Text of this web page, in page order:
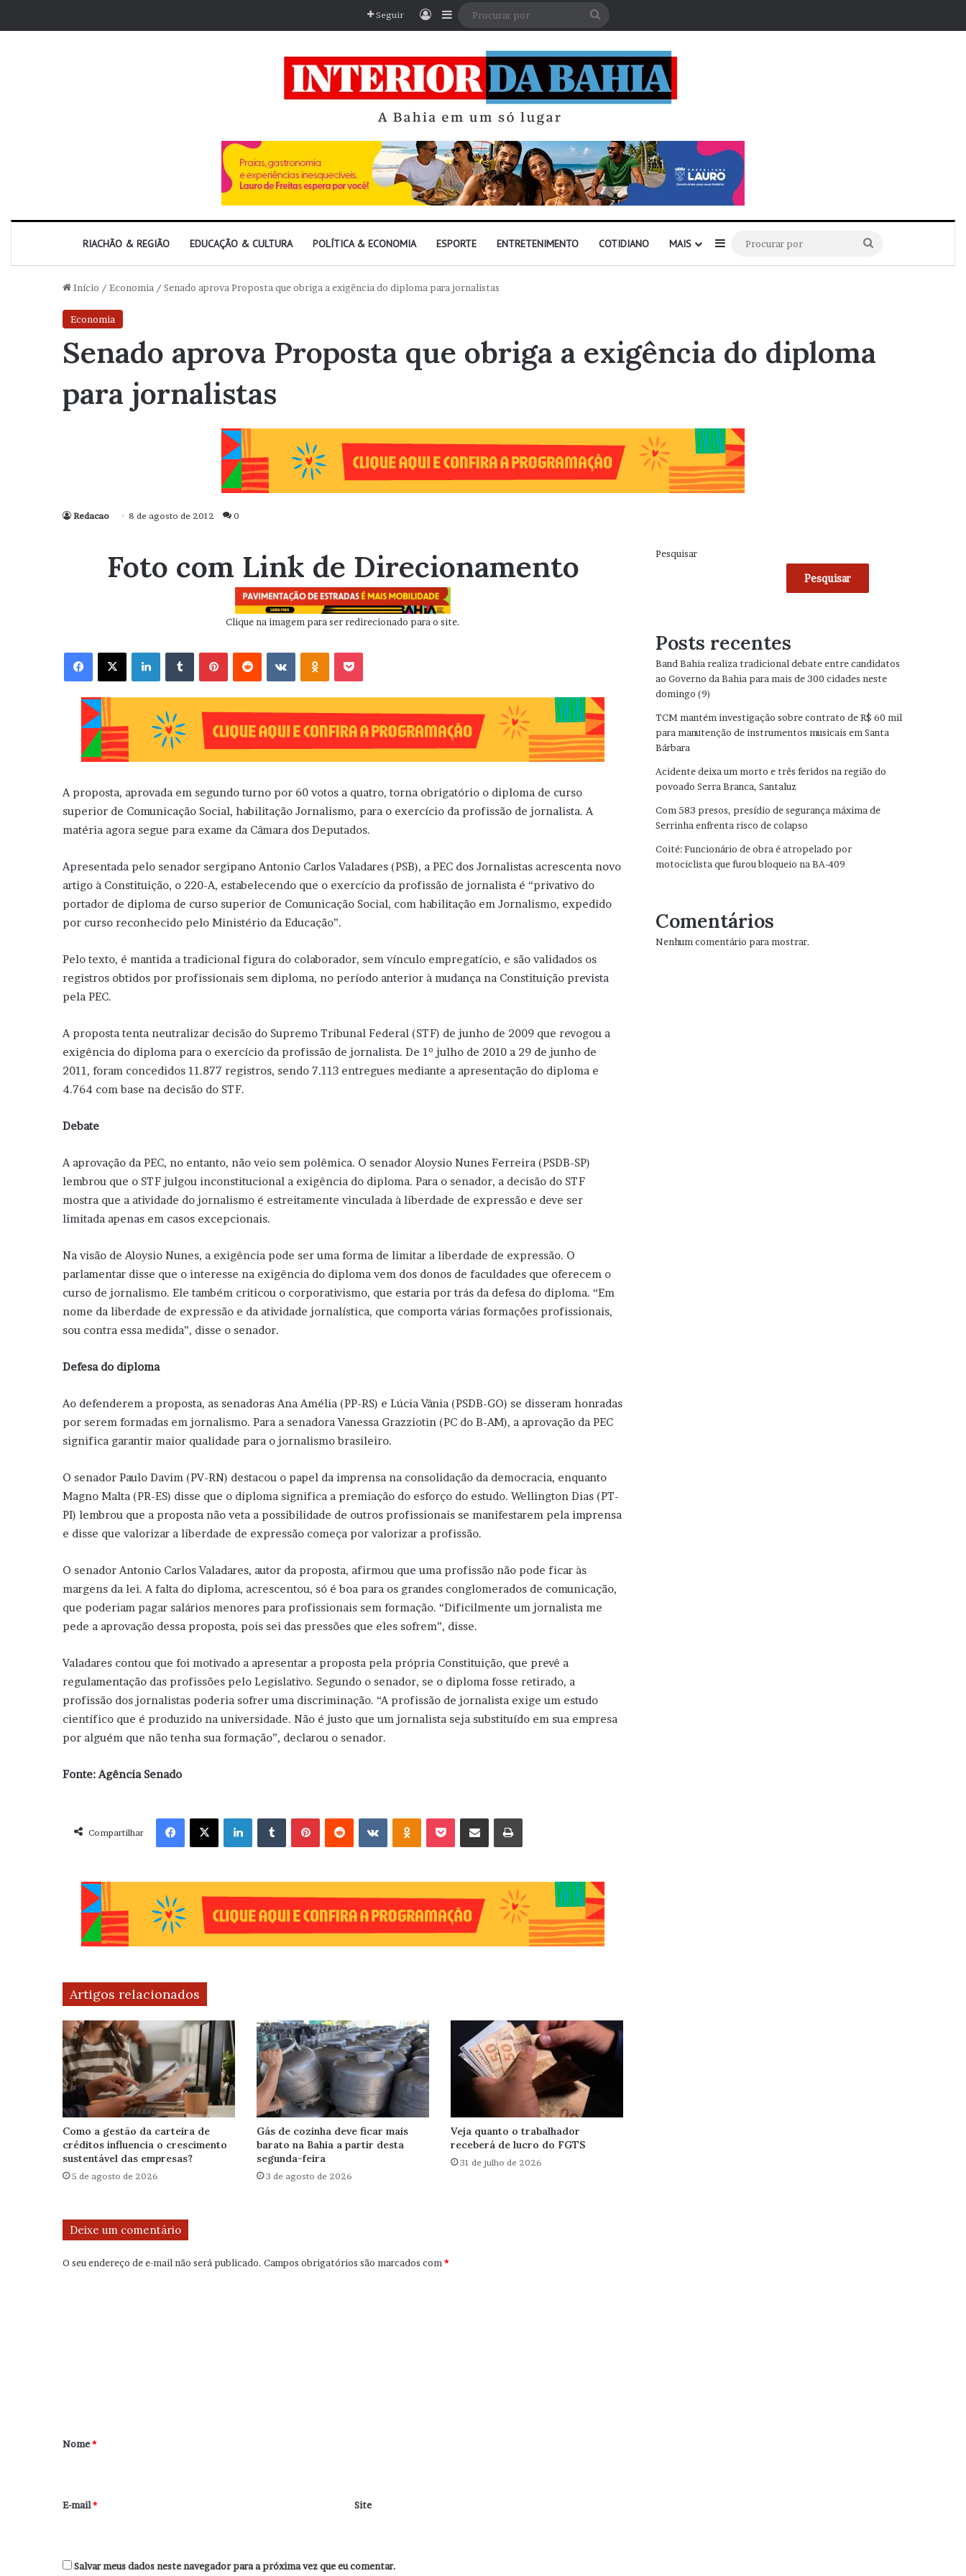
Seguir EntrarBarra Lateral
RIACHÃO & REGIÃO EDUCAÇÃO & CULTURA POLÍTICA & ECONOMIA ESPORTE ENTRETENIMENTO COTIDIANO MAIS Barra Lateral
por
Início / Economia / Senado aprova Proposta que obriga a exigência do diploma para jornalistas
Economia
Senado aprova Proposta que obriga a exigência do diploma
para jornalistas
Redacao 8 de agosto de 2012 0
Foto com Link de Direcionamento
Clique na imagem para ser redirecionado para o site.
Facebook X Linkedin VK OK
A proposta, aprovada em segundo turno por 60 votos a quatro, torna obrigatório o diploma de curso
superior de Comunicação Social, habilitação Jornalismo, para o exercício da profissão de jornalista. A
matéria agora segue para exame da Câmara dos Deputados.
Apresentada pelo senador sergipano Antonio Carlos Valadares (PSB), a PEC dos Jornalistas acrescenta novo
artigo à Constituição, o 220-A, estabelecendo que o exercício da profissão de jornalista é “privativo do
portador de diploma de curso superior de Comunicação Social, com habilitação em Jornalismo, expedido
por curso reconhecido pelo Ministério da Educação”.
Pelo texto, é mantida a tradicional figura do colaborador, sem vínculo empregatício, e são validados os
registros obtidos por profissionais sem diploma, no período anterior à mudança na Constituição prevista
pela PEC.
A proposta tenta neutralizar decisão do Supremo Tribunal Federal (STF) de junho de 2009 que revogou a
exigência do diploma para o exercício da profissão de jornalista. De 1º julho de 2010 a 29 de junho de
2011, foram concedidos 11.877 registros, sendo 7.113 entregues mediante a apresentação do diploma e
4.764 com base na decisão do STF.
Debate
A aprovação da PEC, no entanto, não veio sem polêmica. O senador Aloysio Nunes Ferreira (PSDB-SP)
lembrou que o STF julgou inconstitucional a exigência do diploma. Para o senador, a decisão do STF
mostra que a atividade do jornalismo é estreitamente vinculada à liberdade de expressão e deve ser
limitada apenas em casos excepcionais.
Na visão de Aloysio Nunes, a exigência pode ser uma forma de limitar a liberdade de expressão. O
parlamentar disse que o interesse na exigência do diploma vem dos donos de faculdades que oferecem o
curso de jornalismo. Ele também criticou o corporativismo, que estaria por trás da defesa do diploma. “Em
nome da liberdade de expressão e da atividade jornalística, que comporta várias formações profissionais,
sou contra essa medida”, disse o senador.
Defesa do diploma
Ao defenderem a proposta, as senadoras Ana Amélia (PP-RS) e Lúcia Vânia (PSDB-GO) se disseram honradas
por serem formadas em jornalismo. Para a senadora Vanessa Grazziotin (PC do B-AM), a aprovação da PEC
significa garantir maior qualidade para o jornalismo brasileiro.
O senador Paulo Davim (PV-RN) destacou o papel da imprensa na consolidação da democracia, enquanto
Magno Malta (PR-ES) disse que o diploma significa a premiação do esforço do estudo. Wellington Dias (PT-
PI) lembrou que a proposta não veta a possibilidade de outros profissionais se manifestarem pela imprensa
e disse que valorizar a liberdade de expressão começa por valorizar a profissão.
O senador Antonio Carlos Valadares, autor da proposta, afirmou que uma profissão não pode ficar às
margens da lei. A falta do diploma, acrescentou, só é boa para os grandes conglomerados de comunicação,
que poderiam pagar salários menores para profissionais sem formação. “Dificilmente um jornalista me
pede a aprovação dessa proposta, pois sei das pressões que eles sofrem”, disse.
Valadares contou que foi motivado a apresentar a proposta pela própria Constituição, que prevê a
regulamentação das profissões pelo Legislativo. Segundo o senador, se o diploma fosse retirado, a
profissão dos jornalistas poderia sofrer uma discriminação. “A profissão de jornalista exige um estudo
científico que é produzido na universidade. Não é justo que um jornalista seja substituído em sua empresa
por alguém que não tenha sua formação”, declarou o senador.
Fonte: Agência Senado
Compartilhar
Facebook X Linkedin VK OK
Artigos relacionados
Como a gestão da carteira de
créditos influencia o crescimento
sustentável das empresas?
5 de agosto de 2026
Gás de cozinha deve ficar mais
barato na Bahia a partir desta
segunda-feira
3 de agosto de 2026
Veja quanto o trabalhador
receberá de lucro do FGTS
31 de julho de 2026
Deixe um comentário
O seu endereço de e-mail não será publicado. Campos obrigatórios são marcados com*
r
*
Nome*
E-mail* Site
Salvar meus dados neste navegador para a próxima vez que eu comentar.
Pesquisar
Pesquisar
Posts recentes
Band Bahia realiza tradicional debate entre candidatos
ao Governo da Bahia para mais de 300 cidades neste
domingo (9)
TCM mantém investigação sobre contrato de R$ 60 mil
para manutenção de instrumentos musicais em Santa
Bárbara
Acidente deixa um morto e três feridos na região do
povoado Serra Branca, Santaluz
Com 583 presos, presídio de segurança máxima de
Serrinha enfrenta risco de colapso
Coité: Funcionário de obra é atropelado por
motociclista que furou bloqueio na BA-409
Comentários
Nenhum comentário para mostrar.